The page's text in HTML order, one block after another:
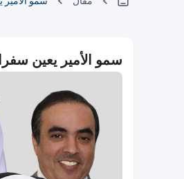
سمو الأمير يعين